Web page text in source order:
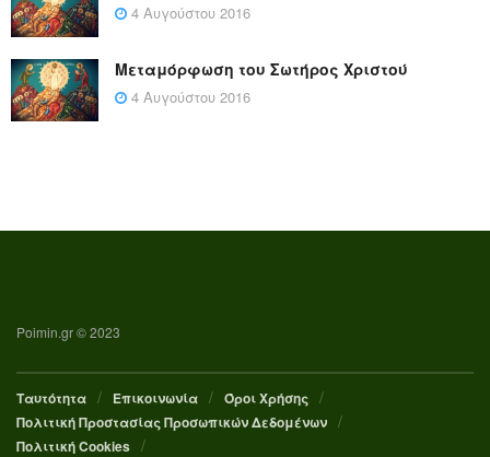
4 Αυγούστου 2016
Μεταμόρφωση του Σωτήρος Χριστού
4 Αυγούστου 2016
Poimin.gr © 2023
Ταυτότητα Επικοινωνία
Όροι Χρήσης
Πολιτική Προστασίας Προσωπικών Δεδομένων
Πολιτική Cookies